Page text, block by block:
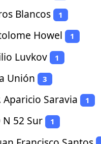
Blancos 1
Howel 1
Luvkov 1
Unión 3
Aparicio Saravia 1
N 52 Sur 1